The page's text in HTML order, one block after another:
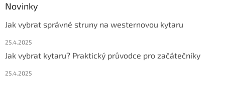
Novinky
Jak vybrat správné struny na westernovou kytaru
25.4.2025
Jak vybrat kytaru? Praktický průvodce pro začátečníky
25.4.2025